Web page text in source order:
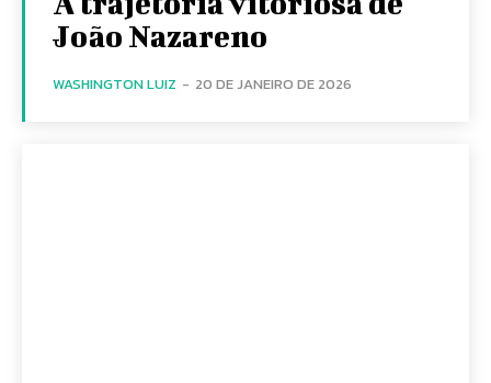
João Nazareno
WASHINGTON LUIZ - 20 DE JANEIRO DE 2026